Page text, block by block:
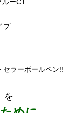
プ
セラーボールペン!!
を